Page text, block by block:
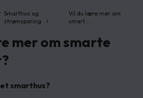
Smarthus og
strømsparing
Vil du lære mer om
smart…
mer om smarte
smarthus?